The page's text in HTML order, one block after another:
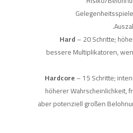
Hard– 20 Schritte;
bessere Multiplikatoren,
Hardcore– 15 Schritte;
höherer Wahrscheinlichkeit,
aber potenziell großen